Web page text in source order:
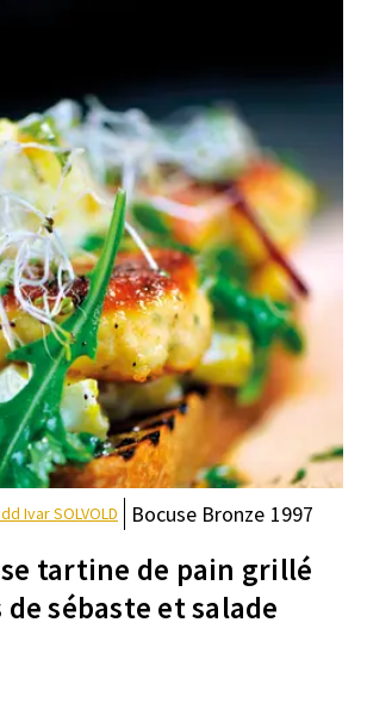
Ivar SOLVOLD Bocuse Bronze 1997
tartine de pain grillé
sébaste et salade